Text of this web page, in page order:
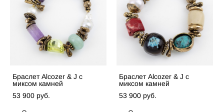
Браслет Alcozer & J с
миксом камней
53 900 pуб.
Браслет Alcozer & J с
миксом камней
53 900 pуб.